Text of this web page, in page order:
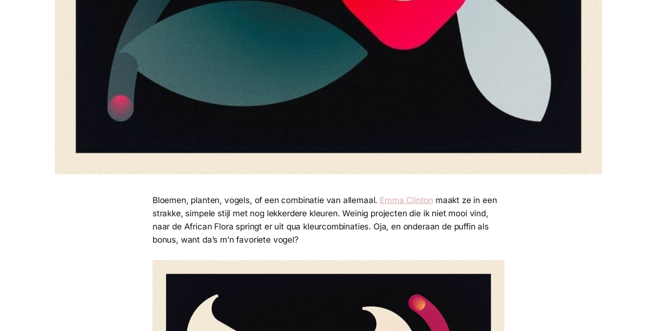
Bloemen, planten, vogels, of een combinatie van allemaal. Emma Clinton maakt ze in een
strakke, simpele stijl met nog lekkerdere kleuren. Weinig projecten die ik niet mooi vind,
naar de African Flora springt er uit qua kleurcombinaties. Oja, en onderaan de puffin als
bonus, want da’s m’n favoriete vogel?